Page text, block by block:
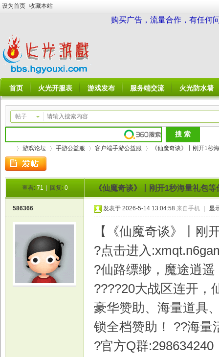
设为首页 收藏本站
购买广告，流量合作，有任何
首页 火光开服表 游戏发布 服务端交流 火光防水墙
帖子
游戏论坛
›
手游公益服 客户端手游公益服 《仙魔奇谈》丨刚开1秒
查看: 71 回复: 0 《仙魔奇谈》丨刚开1秒海量礼包
586366 发表于 2026-5-14 13:04:58 来自手机 显
【《仙魔奇谈》丨刚
?点击进入
?仙路缥缈，魔途逍
????20大战区连开，
豪华赞助、海量道具
锁全档赞助！ ??海量
?官方Q群:298634240